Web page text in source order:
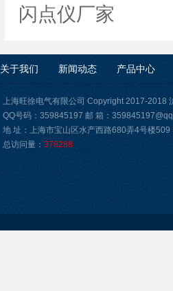
闪点仪厂家
关于我们 新闻动态 产品中心
上海旺徐电气有限公司 Copyright 2017-2018
QQ号码：359845197 邮 箱：
地 址：上海市宝山区水产西路680弄4号楼509
总访问量： 378288